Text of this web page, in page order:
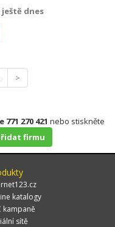
dnes
>
270 421 nebo stiskněte
firmu
katalogy
kampaně
sítě